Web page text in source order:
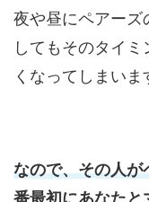
夜や昼にペアーズ
してもそのタイ
くなってしまいま
なので、その人が